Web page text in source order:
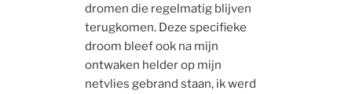
dromen die regelmatig blijven
terugkomen. Deze specifieke
droom bleef ook na mijn
ontwaken helder op mijn
netvlies gebrand staan, ik werd